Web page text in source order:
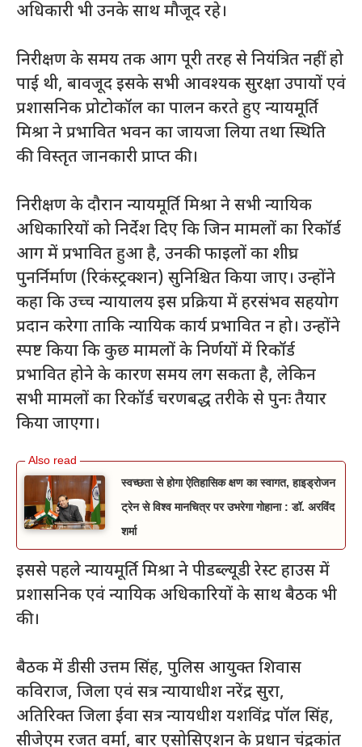
अधिकारी भी उनके साथ मौजूद रहे।
निरीक्षण के समय तक आग पूरी तरह से नियंत्रित नहीं हो
पाई थी, बावजूद इसके सभी आवश्यक सुरक्षा उपायों एवं
प्रशासनिक प्रोटोकॉल का पालन करते हुए न्यायमूर्ति
मिश्रा ने प्रभावित भवन का जायजा लिया तथा स्थिति
की विस्तृत जानकारी प्राप्त की।
निरीक्षण के दौरान न्यायमूर्ति मिश्रा ने सभी न्यायिक
अधिकारियों को निर्देश दिए कि जिन मामलों का रिकॉर्ड
आग में प्रभावित हुआ है, उनकी फाइलों का शीघ्र
पुनर्निर्माण (रिकंस्ट्रक्शन) सुनिश्चित किया जाए। उन्होंने
कहा कि उच्च न्यायालय इस प्रक्रिया में हरसंभव सहयोग
प्रदान करेगा ताकि न्यायिक कार्य प्रभावित न हो। उन्होंने
स्पष्ट किया कि कुछ मामलों के निर्णयों में रिकॉर्ड
प्रभावित होने के कारण समय लग सकता है, लेकिन
सभी मामलों का रिकॉर्ड चरणबद्ध तरीके से पुनः तैयार
किया जाएगा।
स्वच्छता से होगा ऐतिहासिक क्षण का स्वागत, हाइड्रोजन
ट्रेन से विश्व मानचित्र पर उभरेगा गोहाना : डॉ. अरविंद
शर्मा
इससे पहले न्यायमूर्ति मिश्रा ने पीडब्ल्यूडी रेस्ट हाउस में
प्रशासनिक एवं न्यायिक अधिकारियों के साथ बैठक भी
की।
बैठक में डीसी उत्तम सिंह, पुलिस आयुक्त शिवास
कविराज, जिला एवं सत्र न्यायाधीश नरेंद्र सुरा,
अतिरिक्त जिला ईवा सत्र न्यायधीश यशविंद्र पॉल सिंह,
सीजेएम रजत वर्मा, बार एसोसिएशन के प्रधान चंद्रकांत